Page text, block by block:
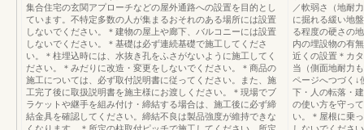
集合住宅の玄関アプローチなどの屋外通路への設置を目的とし
ています。不特定多数の人が集まるおそれのある場所には設置
しないでください。＊建物の屋上や廊下、バルコニーには設置
しないでください。＊基礎は必ず連続基礎で施工してくださ
い。＊柱埋込時には、水抜き孔をふさがないように施工してく
ださい。＊みだりに改造・変更をしないでください。＊商品の
施工については、必ず取付説明書に従ってください。また、施
工完了後に取扱説明書を施主様にお渡しください。＊現場でブ
ラケットや継手を組み付け・締結する場合は、施工後に必ず締
結金具を確認してください。締結不良は製品強度が維持できな
／軟弱さ（地耐
に掘れる緩い地
る程度の硬さの
内の埋設物の有
近くの設置＊カ
当（側面地耐力
ページへつづく↓
下・人の転落・
の使い方を守っ
い。＊屋根に乗